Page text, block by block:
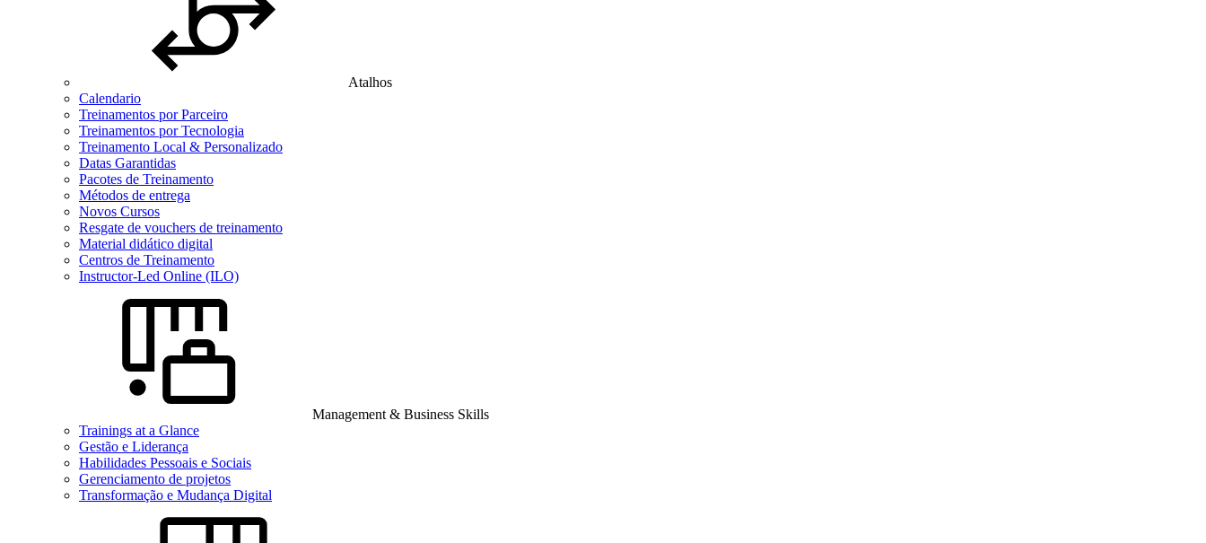
Atalhos
Calendario
Treinamentos por Parceiro
Treinamentos por Tecnologia
Treinamento Local & Personalizado
Datas Garantidas
Pacotes de Treinamento
Métodos de entrega
Novos Cursos
Resgate de vouchers de treinamento
Material didático digital
Centros de Treinamento
Instructor-Led Online (ILO)
Management & Business Skills
Trainings at a Glance
Gestão e Liderança
Habilidades Pessoais e Sociais
Gerenciamento de projetos
Transformação e Mudança Digital